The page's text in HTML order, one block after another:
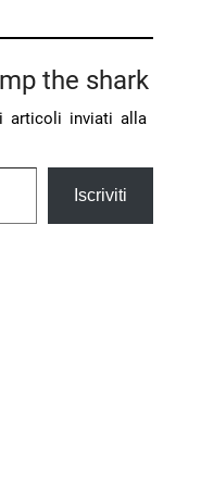
the shark
articoli inviati alla
Iscriviti